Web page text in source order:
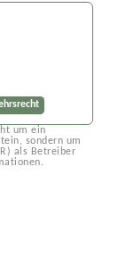
um ein
sondern um
als Betreiber